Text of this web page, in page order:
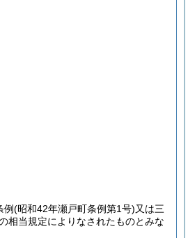
例(昭和42年瀬戸町条例第1号)又は三
相当規定によりなされたものとみな